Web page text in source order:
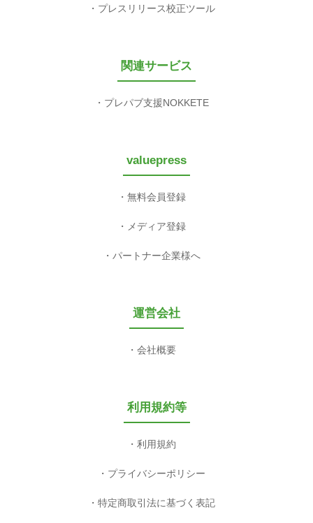
プレスリリース校正ツール
関連サービス
プレパブ支援NOKKETE
valuepress
無料会員登録
メディア登録
パートナー企業様へ
運営会社
会社概要
利用規約等
利用規約
プライバシーポリシー
特定商取引法に基づく表記